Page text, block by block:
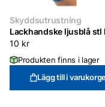
Skyddsutrustning
Lackhandske ljusblå stl
10 kr
Produkten finns i lager
Lägg till i